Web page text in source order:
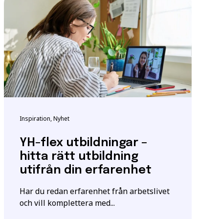
Inspiration, Nyhet
YH-flex utbildningar –
hitta rätt utbildning
utifrån din erfarenhet
Har du redan erfarenhet från arbetslivet
och vill komplettera med...
utbildningen.
samtyckesavtalet
för
för att säkerställa